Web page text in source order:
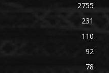
2755
231
110
92
78